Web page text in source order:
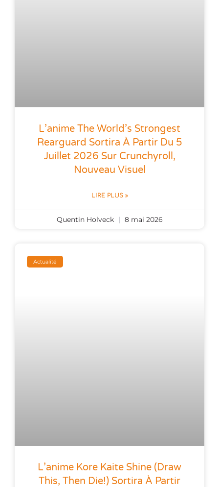
L’anime The World’s Strongest
Rearguard Sortira À Partir Du 5
Juillet 2026 Sur Crunchyroll,
Nouveau Visuel
LIRE PLUS »
Quentin Holveck 8 mai 2026
Actualité
L’anime Kore Kaite Shine (Draw
This, Then Die!) Sortira À Partir